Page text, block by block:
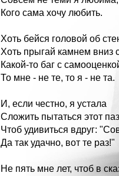
Кого сама хочу любить.
Хоть бейся головой об
Хоть прыгай камнем вниз
Какой-то баг с
То мне - не те, то я - не та.
И, если честно, я устала
Сложить пытаться этот
Чтоб удивиться вдруг:
Да так удачно, вот те раз!"
Не пять мне лет, чтоб в